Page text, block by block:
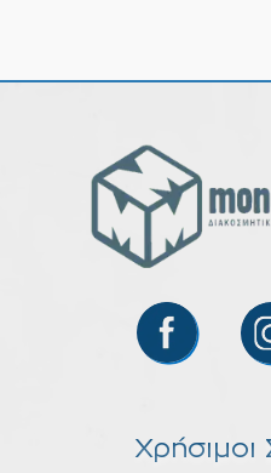
Χρήσιμοι